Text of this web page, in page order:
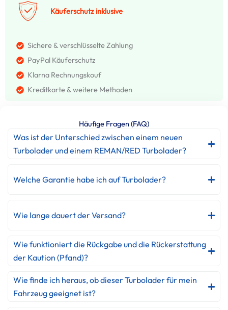
Käuferschutz inklusive
Sichere & verschlüsselte Zahlung
PayPal Käuferschutz
Klarna Rechnungskouf
Kreditkarte & weitere Methoden
Häufige Fragen (FAQ)
Was ist der Unterschied zwischen einem neuen
Turbolader und einem REMAN/RED Turbolader?
Welche Garantie habe ich auf Turbolader?
Wie lange dauert der Versand?
Wie funktioniert die Rückgabe und die Rückerstattung
der Kaution (Pfand)?
Wie finde ich heraus, ob dieser Turbolader für mein
Fahrzeug geeignet ist?